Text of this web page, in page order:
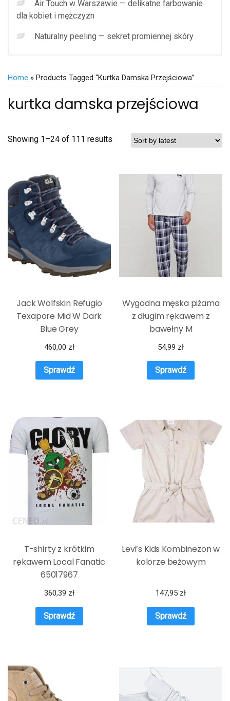
Air Touch w Warszawie — delikatne farbowanie
dla kobiet i mężczyzn
Naturalny peeling — sekret promiennej skóry
Home » Products Tagged “kurtka Damska Przejściowa”
kurtka damska przejściowa
Showing 1–24 of 111 results
Jack Wolfskin Refugio
Texapore Mid W Dark
Blue Grey
460,00 zł
Sprawdź
Wygodna męska piżama
z długim rękawem z
bawełny M
54,99 zł
Sprawdź
T-shirty z krótkim
rękawem Local Fanatic
65017967
360,39 zł
Sprawdź
Levi’s Kids Kombinezon w
kolorze beżowym
147,95 zł
Sprawdź